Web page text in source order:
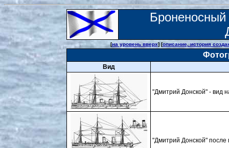
[на уровень вверх] [описание, история
Вид
"Дмитрий Донской" - вид
"Дмитрий Донской"